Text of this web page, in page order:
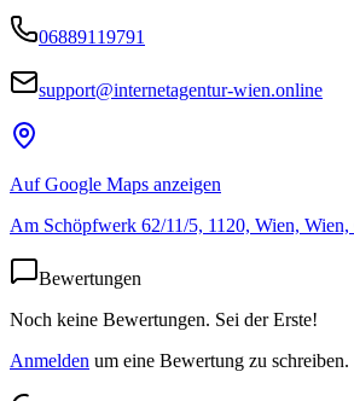
06889119791
support@internetagentur-wien.online
Auf Google Maps anzeigen
Am Schöpfwerk 62/11/5, 1120, Wien, Wien,
Bewertungen
Noch keine Bewertungen. Sei der Erste!
Anmelden um eine Bewertung zu schreiben.